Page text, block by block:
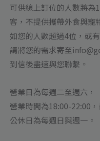
可供線上訂位的人數將
客，不提供攜帶外食與寵
如您的人數超過4位，或
請將您的需求寄至
到信後盡速與您聯繫。
營業日為每週二至週六，
營業時間為18:00-22:00
公休日為每週日與週一。